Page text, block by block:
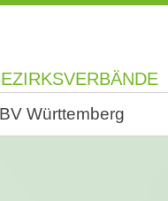
Württemberg